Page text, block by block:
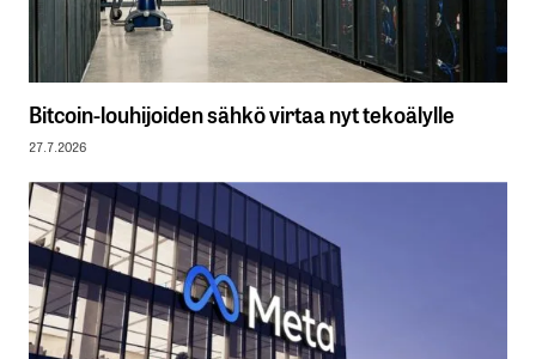
Bitcoin-louhijoiden sähkö virtaa nyt tekoälylle
27.7.2026